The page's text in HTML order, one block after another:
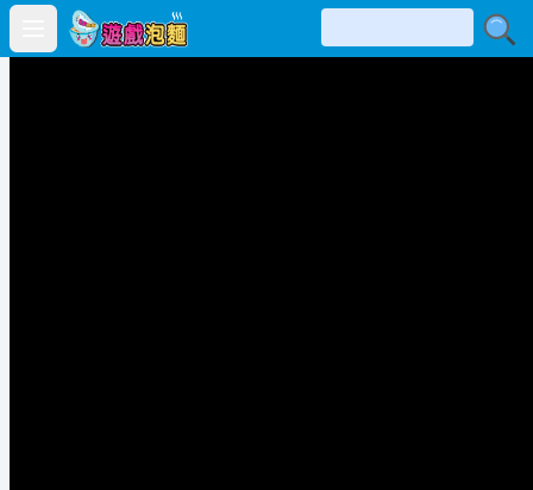
Open main menu